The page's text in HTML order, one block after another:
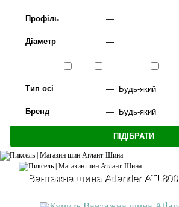
Профіль
Діаметр
Тип осі
Бренд
Вантажна шина Atlander ATL800